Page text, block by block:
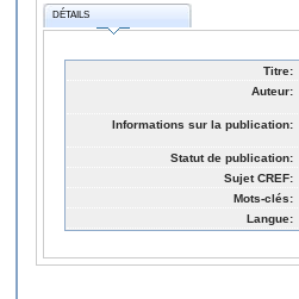
DÉTAILS
Titre:
Auteur:
Informations sur la publication:
Statut de publication:
Sujet CREF:
Mots-clés:
Langue: